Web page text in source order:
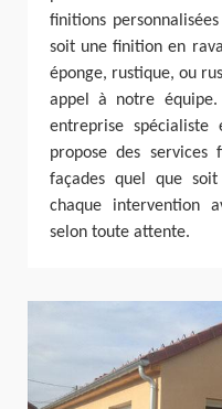
finitions
soit une finition en
éponge, rustique, ou
appel à notre
entreprise
propose des
façades quel que
chaque intervention
selon toute attente.